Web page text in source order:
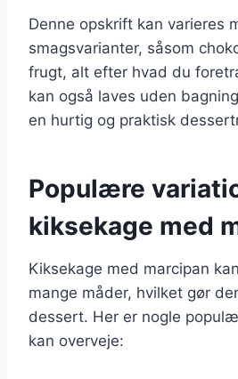
Denne opskrift kan varieres
smagsvarianter, såsom
frugt, alt efter hvad du
kan også laves uden
en hurtig og praktisk
Populære
kiksekage med
Kiksekage med marcipan
mange måder, hvilket gør
dessert. Her er nogle
kan overveje: